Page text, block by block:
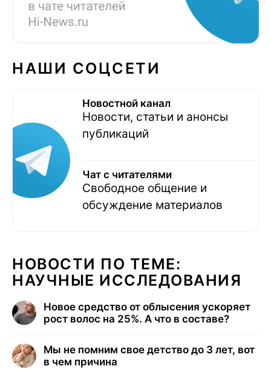
НАШИ СОЦСЕТИ
Новостной канал
Новости, статьи и анонсы
публикаций
Чат с читателями
Свободное общение и
обсуждение материалов
НОВОСТИ ПО ТЕМЕ:
НАУЧНЫЕ ИССЛЕДОВАНИЯ
Новое средство от облысения ускоряет
рост волос на 25%. А что в составе?
Мы не помним свое детство до 3 лет, вот
в чем причина